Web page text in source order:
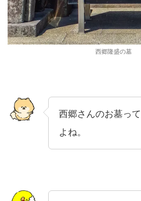
西郷隆盛の墓
西郷さんのお墓っ
よね。